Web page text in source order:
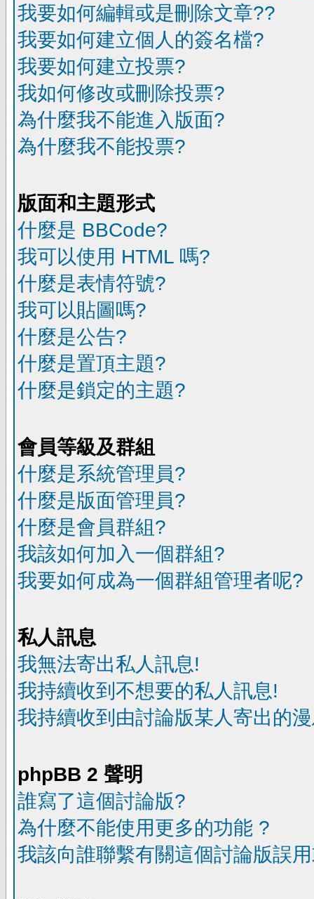
我要如何編輯或是刪除文章??
我要如何建立個人的簽名檔?
我要如何建立投票?
我如何修改或刪除投票?
為什麼我不能進入版面?
為什麼我不能投票?
版面和主題形式
什麼是 BBCode?
我可以使用 HTML 嗎?
什麼是表情符號?
我可以貼圖嗎?
什麼是公告?
什麼是置頂主題?
什麼是鎖定的主題?
會員等級及群組
什麼是系統管理員?
什麼是版面管理員?
什麼是會員群組?
我該如何加入一個群組?
我要如何成為一個群組管理者呢?
私人訊息
我無法寄出私人訊息!
我持續收到不想要的私人訊息!
我持續收到由討論版某人寄出的
phpBB 2 聲明
誰寫了這個討論版?
為什麼不能使用更多的功能 ?
我該向誰聯繫有關這個討論版誤